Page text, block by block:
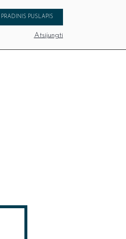
PRADINIS PUSLAPIS
Atsijungti